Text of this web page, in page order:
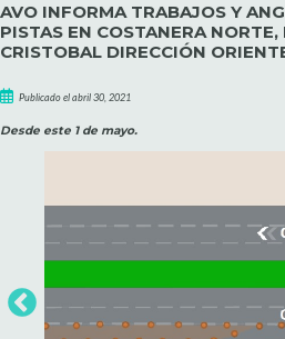
AVO INFORMA TRABAJOS Y
PISTAS EN COSTANERA NORTE,
CRISTOBAL DIRECCIÓN
Publicado el abril 30, 2021
Desde este 1 de mayo.